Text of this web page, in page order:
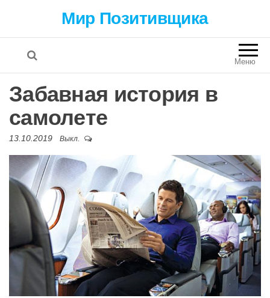
Мир Позитивщика
Меню
Забавная история в
самолете
13.10.2019 Выкл.